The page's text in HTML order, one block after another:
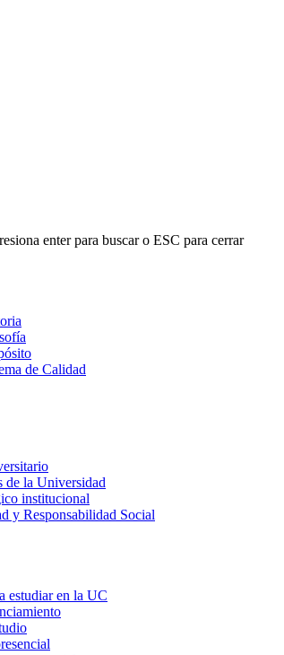
enter para buscar o ESC para cerrar
de Calidad
de la Universidad
institucional
y Responsabilidad Social
estudiar en la UC